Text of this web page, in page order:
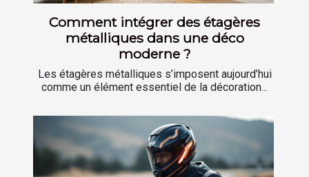
Comment intégrer des étagères
métalliques dans une déco
moderne ?
Les étagères métalliques s’imposent aujourd’hui
comme un élément essentiel de la décoration...